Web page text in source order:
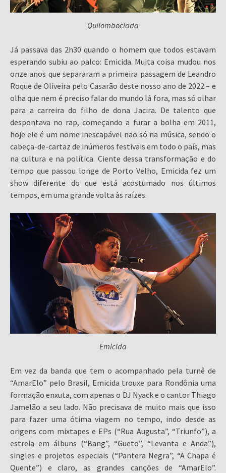
Quilomboclada
Já passava das 2h30 quando o homem que todos estavam
esperando subiu ao palco: Emicida. Muita coisa mudou nos
onze anos que separaram a primeira passagem de Leandro
Roque de Oliveira pelo Casarão deste nosso ano de 2022 – e
olha que nem é preciso falar do mundo lá fora, mas só olhar
para a carreira do filho de dona Jacira. De talento que
despontava no rap, começando a furar a bolha em 2011,
hoje ele é um nome inescapável não só na música, sendo o
cabeça-de-cartaz de inúmeros festivais em todo o país, mas
na cultura e na política. Ciente dessa transformação e do
tempo que passou longe de Porto Velho, Emicida fez um
show diferente do que está acostumado nos últimos
tempos, em uma grande volta às raízes.
Emicida
Em vez da banda que tem o acompanhado pela turnê de
“AmarElo” pelo Brasil, Emicida trouxe para Rondônia uma
formação enxuta, com apenas o DJ Nyack e o cantor Thiago
Jamelão a seu lado. Não precisava de muito mais que isso
para fazer uma ótima viagem no tempo, indo desde as
origens com mixtapes e EPs (“Rua Augusta”, “Triunfo”), a
estreia em álbuns (“Bang”, “Gueto”, “Levanta e Anda”),
singles e projetos especiais (“Pantera Negra”, “A Chapa é
Quente”) e claro, as grandes canções de “AmarElo”.